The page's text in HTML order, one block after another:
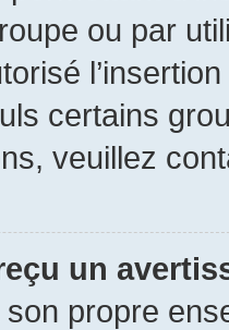
ou par
certains
veuillez
un
propre